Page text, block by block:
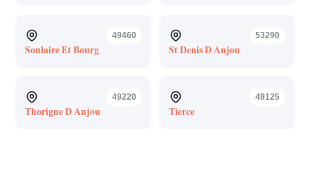
49460
Soulaire Et Bourg
53290
St Denis D Anjou
49220
Thorigne D Anjou
49125
Tierce